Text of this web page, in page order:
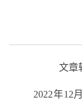
文章
2022年12月